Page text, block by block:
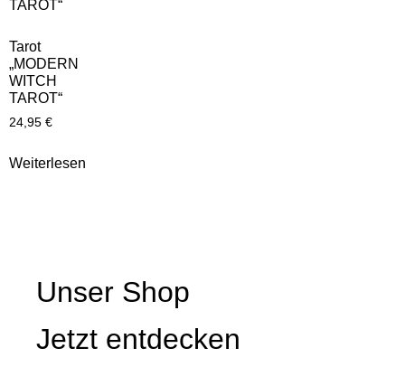
Tarot
„MODERN
WITCH
TAROT“
24,95 €
Weiterlesen
Unser Shop
Jetzt entdecken